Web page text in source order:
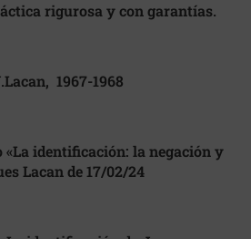
rigurosa y con garantías.
1967-1968
«La identificación: la negación y
Lacan de 17/02/24